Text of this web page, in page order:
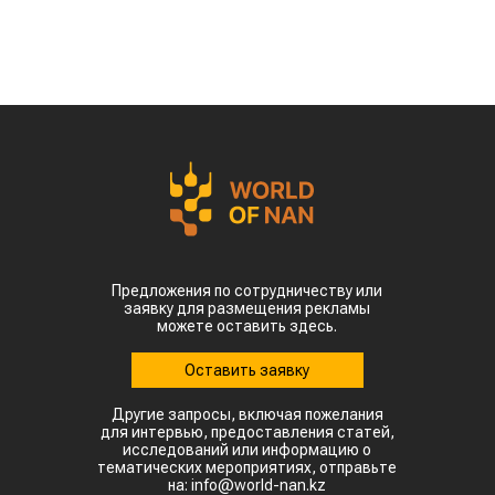
министра Олжаса Бектенова с основателем
гонконгской компании Full Vision Capital
доктором Питером Ли.
устойчивого авиационного топлива. Для этого
планируется использовать
сельскохозяйственное сырье, которое будет
выращиваться и перерабатываться внутри
Пилотной площадкой для реализации проекта
может стать город Алатау. эффективного
использования возобновляемых источников